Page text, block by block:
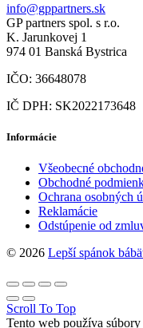
info@gppartners.sk
GP partners spol. s r.o.
K. Jarunkovej 1
974 01 Banská Bystrica
IČO: 36648078
IČ DPH: SK2022173648
Informácie
Všeobecné
Obchodné
Ochrana osobných
Reklamácie
Odstúpenie od
© 2026 Lepší spánok
Scroll To Top
Tento web používa